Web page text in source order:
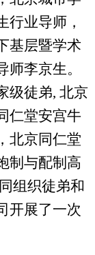
行业导师，
基层暨学术
李京生。
级徒弟, 北京
仁堂安宫牛
北京同仁堂
制与配制高
组织徒弟和
开展了一次